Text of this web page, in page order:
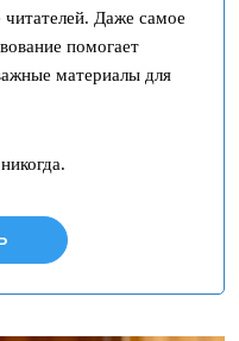
читателей. Даже самое
помогает
материалы для